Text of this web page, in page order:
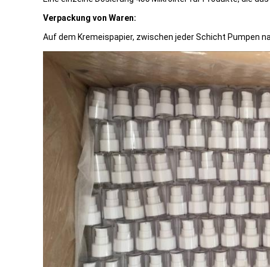
Verpackung von Waren:
Auf dem Kremeispapier, zwischen jeder Schicht Pumpen